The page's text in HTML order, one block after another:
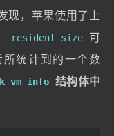
现，苹果使用了上
resident_size
可
所统计到的一个数
结构体中